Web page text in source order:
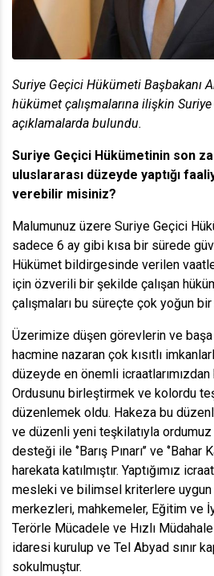
Suriye Geçici Hükümeti Başbakanı
hükümet çalışmalarına ilişkin
açıklamalarda bulundu.
Suriye Geçici Hükümetinin son
uluslararası düzeyde yaptığı
verebilir misiniz?
Malumunuz üzere Suriye Geçici
sadece 6 ay gibi kısa bir sürede
Hükümet bildirgesinde verilen
için özverili bir şekilde çalışan
çalışmaları bu süreçte çok yoğun
Üzerimize düşen görevlerin ve başa
hacmine nazaran çok kısıtlı
düzeyde en önemli
Ordusunu birleştirmek ve kolordu
düzenlemek oldu. Hakeza bu
ve düzenli yeni teşkilatıyla
desteği ile ‘’Barış Pınarı’’ ve ‘’Bahar
harekata katılmıştır. Yaptığımız
mesleki ve bilimsel kriterlere
merkezleri, mahkemeler, Eğitim ve
Terörle Mücadele ve Hızlı
idaresi kurulup ve Tel Abyad sınır
sokulmuştur.